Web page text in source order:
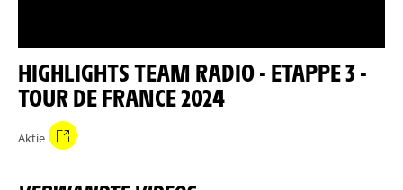
HIGHLIGHTS TEAM RADIO - ETAPPE 3 -
TOUR DE FRANCE 2024
Aktie